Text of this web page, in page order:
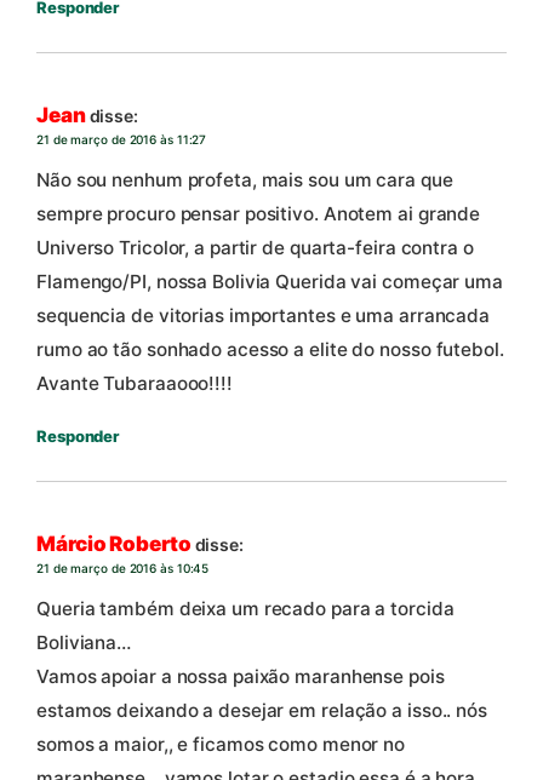
Responder
Jeandisse:
21 de março de 2016 às 11:27
Não sou nenhum profeta, mais sou um cara que
sempre procuro pensar positivo. Anotem ai grande
Universo Tricolor, a partir de quarta-feira contra o
Flamengo/PI, nossa Bolivia Querida vai começar uma
sequencia de vitorias importantes e uma arrancada
rumo ao tão sonhado acesso a elite do nosso futebol.
Avante Tubaraaooo!!!!
Responder
Márcio Roberto disse:
21 de março de 2016 às 10:45
Queria também deixa um recado para a torcida
Boliviana…
Vamos apoiar a nossa paixão maranhense pois
estamos deixando a desejar em relação a isso.. nós
somos a maior,, e ficamos como menor no